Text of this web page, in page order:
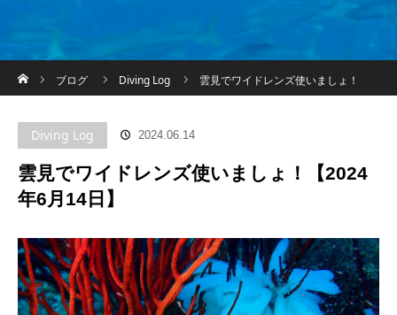
ブログ
Diving Log 雲見でワイドレンズ使いましょ！
Diving Log 2024.06.14
雲見でワイドレンズ使いましょ！【2024
年6月14日】